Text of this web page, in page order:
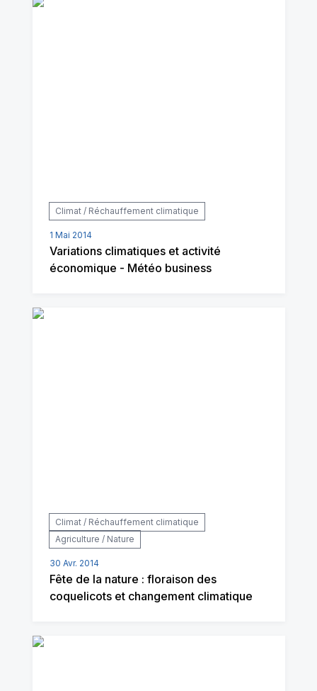
Climat / Réchauffement climatique
1 Mai 2014
Variations climatiques et activité
économique - Météo business
Climat / Réchauffement climatique
Agriculture / Nature
30 Avr. 2014
Fête de la nature : floraison des
coquelicots et changement climatique